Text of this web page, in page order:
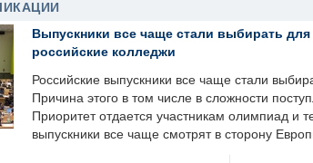
Выпускники все чаще стали выбирать
российские колледжи
Российские выпускники все чаще стали
Причина этого в том числе в сложности
Приоритет отдается участникам олимпиад и
выпускники все чаще смотрят в сторону